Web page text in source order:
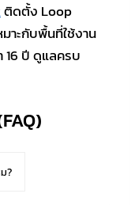
ติดตั้ง Loop
าะกับพื้นที่ใช้งาน
ปี ดูแลครบ
?